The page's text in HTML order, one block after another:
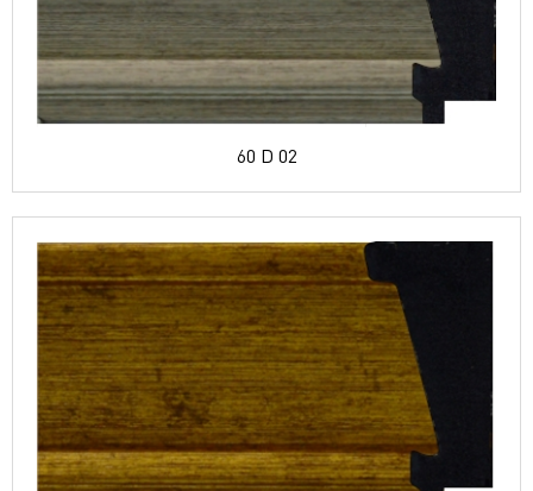
60 D 02